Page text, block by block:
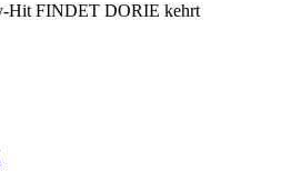
Hit FINDET DORIE kehrt